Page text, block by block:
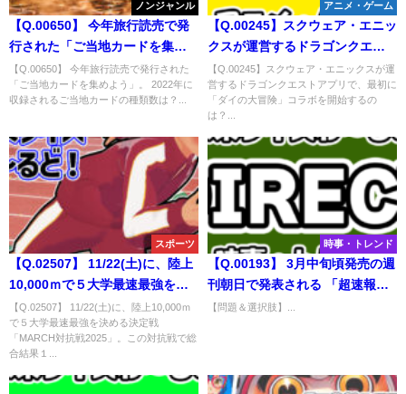
ノンジャンル
【Q.00650】 今年旅行読売で発
行された「ご当地カードを集め
よう」。 2022年に収録されるご
当地カードの種類数は？
【Q.00650】 今年旅行読売で発行された
「ご当地カードを集めよう」。 2022年に
収録されるご当地カードの種類数は？...
アニメ・ゲーム
【Q.00245】スクウェア・エニッ
クスが運営するドラゴンクエス
トアプリで、最初に「ダイの大
冒険」コラボを開始するのは？
【Q.00245】スクウェア・エニックスが運
営するドラゴンクエストアプリで、最初に
「ダイの大冒険」コラボを開始するの
は？...
スポーツ
【Q.02507】 11/22(土)に、陸上
10,000ｍで５大学最速最強を決
める決定戦「MARCH対抗戦
2025」。この対抗戦で総合結果
１位となる大学は？
【Q.02507】 11/22(土)に、陸上10,000ｍ
で５大学最速最強を決める決定戦
「MARCH対抗戦2025」。この対抗戦で総
合結果１...
時事・トレンド
【Q.00193】 3月中旬頃発売の週
刊朝日で発表される 「超速報
東大・京大合格者ランキン
【問題＆選択肢】...